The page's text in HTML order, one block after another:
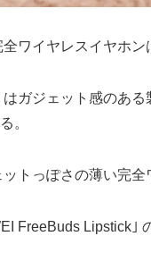
ワイヤレスイヤホ
ガジェット感のあ
。
トっぽさの薄い完
FreeBuds Lipstick｣